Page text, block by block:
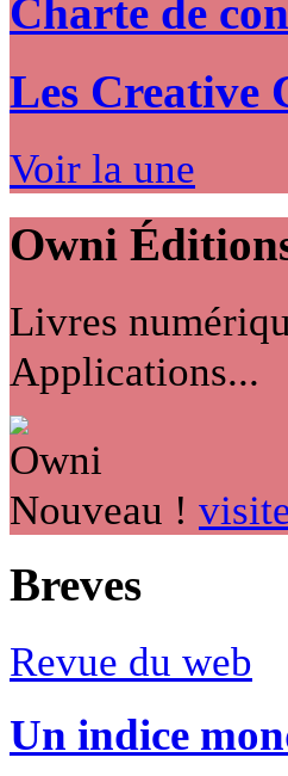
Charte de
Les Creative
Voir la une
Owni
Livres
Applications...
Nouveau !
Breves
Revue du web
Un indice